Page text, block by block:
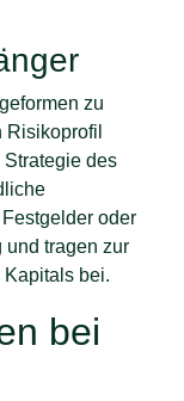
zu
des
oder
und tragen zur
Kapitals bei.
bei